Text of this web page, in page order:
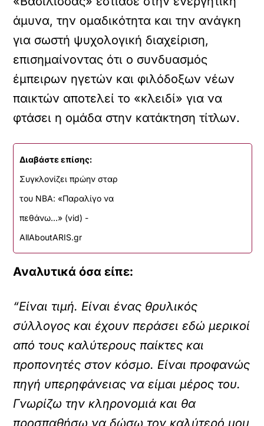
άμυνα, την ομαδικότητα και την ανάγκη
για σωστή ψυχολογική διαχείριση,
επισημαίνοντας ότι ο συνδυασμός
έμπειρων ηγετών και φιλόδοξων νέων
παικτών αποτελεί το «κλειδί» για να
φτάσει η ομάδα στην κατάκτηση τίτλων.
Διαβάστε επίσης:
Συγκλονίζει πρώην σταρ
του ΝΒΑ: «Παραλίγο να
πεθάνω…» (vid) -
AllAboutARIS.gr
Αναλυτικά όσα είπε:
“Είναι τιμή. Είναι ένας θρυλικός
σύλλογος και έχουν περάσει εδώ μερικοί
από τους καλύτερους παίκτες και
προπονητές στον κόσμο. Είναι προφανώς
πηγή υπερηφάνειας να είμαι μέρος του.
Γνωρίζω την κληρονομιά και θα
προσπαθήσω να δώσω τον καλύτερό μου